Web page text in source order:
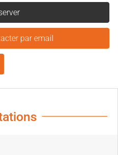
par email